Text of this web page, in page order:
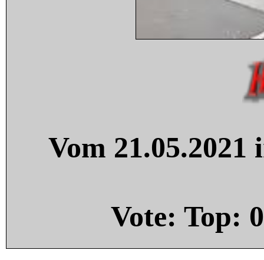
Vom
Vote: Top: 0